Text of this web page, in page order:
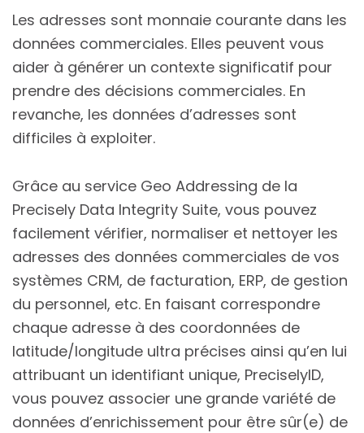
Les adresses sont monnaie courante dans les
données commerciales. Elles peuvent vous
aider à générer un contexte significatif pour
prendre des décisions commerciales. En
revanche, les données d’adresses sont
difficiles à exploiter.
Grâce au service Geo Addressing de la
Precisely Data Integrity Suite, vous pouvez
facilement vérifier, normaliser et nettoyer les
adresses des données commerciales de vos
systèmes CRM, de facturation, ERP, de gestion
du personnel, etc. En faisant correspondre
chaque adresse à des coordonnées de
latitude/longitude ultra précises ainsi qu’en lui
attribuant un identifiant unique, PreciselyID,
vous pouvez associer une grande variété de
données d’enrichissement pour être sûr(e) de